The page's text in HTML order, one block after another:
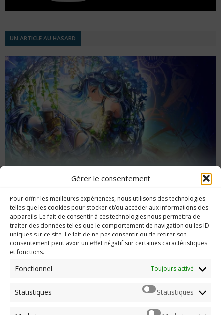
Gérer le consentement
Pour offrir les meilleures expériences, nous utilisons des technologies
telles que les cookies pour stocker et/ou accéder aux informations des
appareils. Le fait de consentir à ces technologies nous permettra de
traiter des données telles que le comportement de navigation ou les ID
uniques sur ce site. Le fait de ne pas consentir ou de retirer son
consentement peut avoir un effet négatif sur certaines caractéristiques
et fonctions.
Fonctionnel Toujours activé
Statistiques Statistiques
UN ARTICLE AU HASARD
Lacrimosa of Dana
Imerod.fr est un site traitant de l'univers du jeu vidéo. Toute
reproduction partielle ou complète sans autorisation préalable
Mentions légales